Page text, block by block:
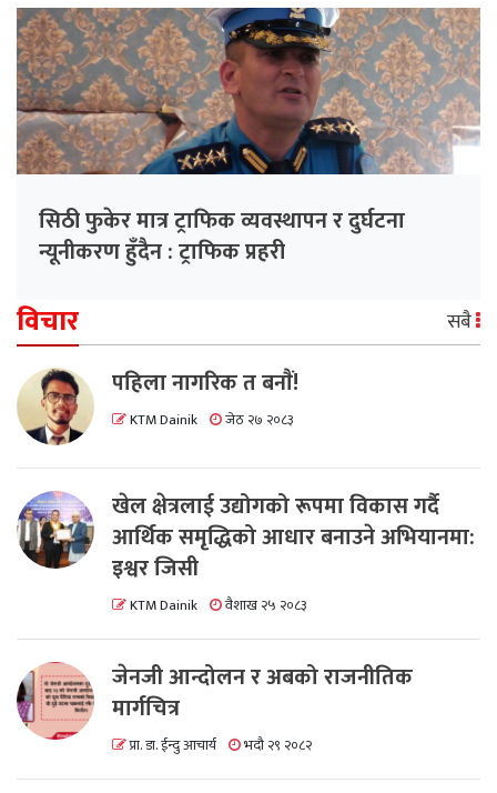
सिठी फुकेर मात्र ट्राफिक व्यवस्थापन र दुर्घटना
न्यूनीकरण हुँदैन : ट्राफिक प्रहरी
विचार सबै
पहिला नागरिक त बनाैं!
KTM Dainik जेठ २७ २०८३
खेल क्षेत्रलाई उद्योगको रूपमा विकास गर्दै
आर्थिक समृद्धिको आधार बनाउने अभियानमा:
इश्वर जिसी
KTM Dainik वैशाख २५ २०८३
जेनजी आन्दोलन र अबको राजनीतिक
मार्गचित्र
प्रा. डा. ईन्दु आचार्य भदौ २९ २०८२